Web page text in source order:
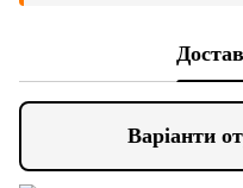
Варіанти